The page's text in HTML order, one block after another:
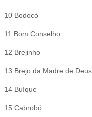
10 Bodocó
11 Bom Conselho
12 Brejinho
13 Brejo da Madre de Deus
14 Buíque
15 Cabrobó